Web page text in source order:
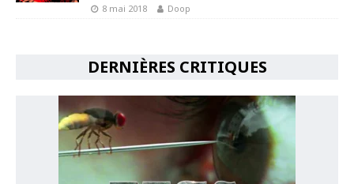
8 mai 2018 Doop
DERNIÈRES CRITIQUES